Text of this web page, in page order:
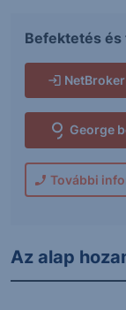
Befektetés
George
További
Az alap